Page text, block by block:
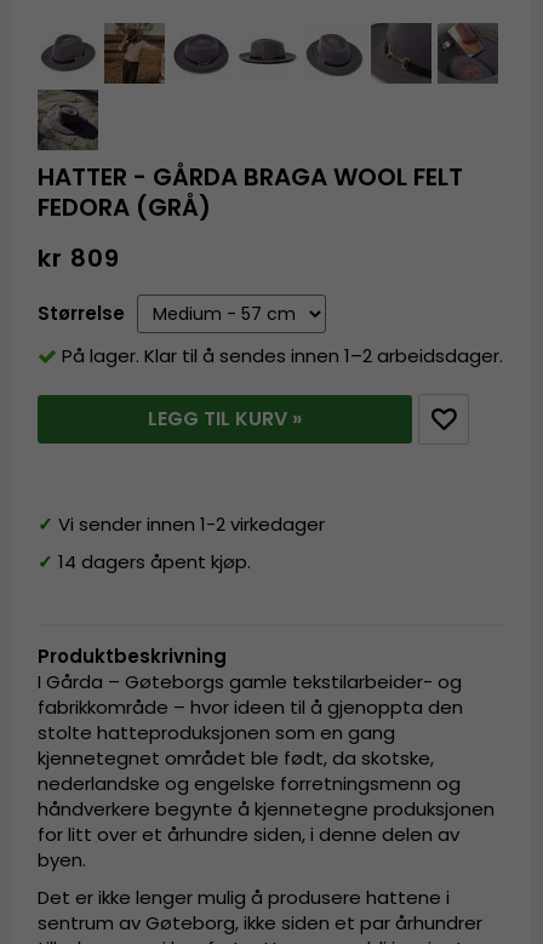
HATTER - GÅRDA BRAGA WOOL FELT
FEDORA (GRÅ)
kr 809
Størrelse
På lager. Klar til å sendes innen 1–2 arbeidsdager.
LEGG TIL KURV »
✓ Vi sender innen 1-2 virkedager
✓ 14 dagers åpent kjøp.
Produktbeskrivning
I Gårda – Gøteborgs gamle tekstilarbeider- og
fabrikkområde – hvor ideen til å gjenoppta den
stolte hatteproduksjonen som en gang
kjennetegnet området ble født, da skotske,
nederlandske og engelske forretningsmenn og
håndverkere begynte å kjennetegne produksjonen
for litt over et århundre siden, i denne delen av
byen.
Det er ikke lenger mulig å produsere hattene i
sentrum av Gøteborg, ikke siden et par århundrer